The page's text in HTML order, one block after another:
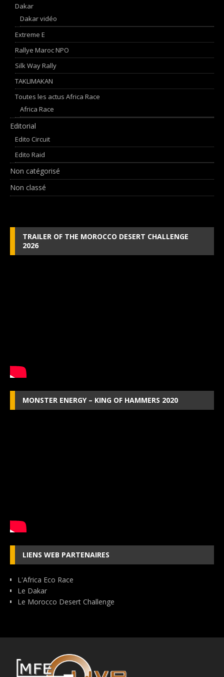
Dakar
Dakar vidéo
Extreme E
Rallye Maroc NPO
Silk Way Rally
TAKLIMAKAN
Toutes les actus Africa Race
Africa Race
Editorial
Edito Circuit
Edito Raid
Non catégorisé
Non classé
TRAILER OF THE MOROCCO DESERT CHALLENGE
2026
MONSTER ENERGY – KING OF HAMMERS 2020
LIENS WEB PARTENAIRES
L'Africa Eco Race
Le Dakar
Le Morocco Desert Challenge